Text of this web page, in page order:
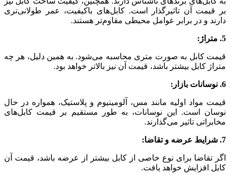
بر قیمت آن تاثیرگذار است. کابل‌های باکیفیت، عمر طولانی‌تری
دارند و در برابر عوامل محیطی مقاوم‌تر هستند.
5. متراژ:
قیمت کابل به صورت متری محاسبه می‌شود. به همین دلیل، هر چه
متراژ کابل بیشتر باشد، قیمت آن نیز بالاتر خواهد بود.
6. نوسانات بازار:
قیمت مواد اولیه مانند مس، آلومینیوم و پلاستیک، همواره در حال
نوسان است. این نوسانات، به طور مستقیم بر قیمت کابل‌های
مخابراتی تاثیر می‌گذارند.
7. شرایط عرضه و تقاضا:
اگر تقاضا برای نوع خاصی از کابل بیشتر از عرضه باشد، قیمت آن
کابل افزایش خواهد یافت.